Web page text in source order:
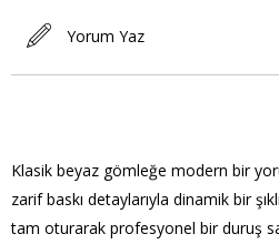
Yorum Yaz
Klasik beyaz gömleğe modern bir
zarif baskı detaylarıyla dinamik bir
tam oturarak profesyonel bir duruş